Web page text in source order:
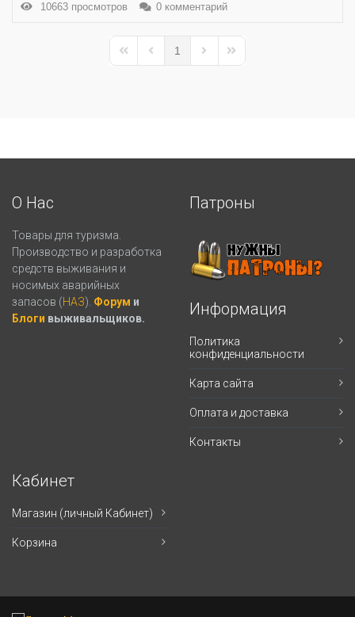
10663 просмотров 0 комментарий
First PagePrevious Page
1
Next PageLast Page
О Нас
Товары для туризма.
Производство и разработка
средств выживания и
носимых аварийных
запасов (НАЗ). Форум и
Блоги выживальщиков.
Патроны
Информация
Политика
конфиденциальности
Карта сайта
Оплата и доставка
Контакты
Кабинет
Магазин (личный Кабинет)
Корзина